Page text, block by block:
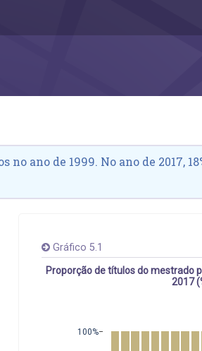
ano de 1999. No ano de 2017,
Gráfico 5.1
Proporção de títulos do mestrado
2017
100%